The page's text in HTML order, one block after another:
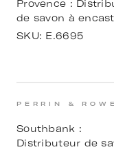
Provence :
de savon à
SKU: E.6695
PERRIN & ROWE
Southbank :
Distributeur de